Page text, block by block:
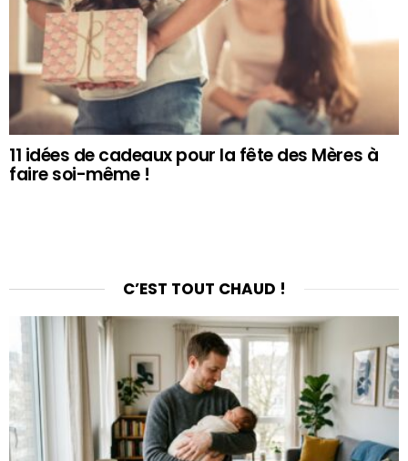
11 idées de cadeaux pour la fête des Mères à
faire soi-même !
C’EST TOUT CHAUD !